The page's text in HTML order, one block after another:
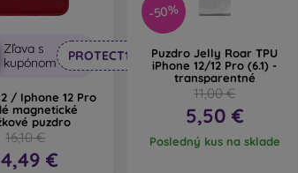
Zľava s
kupónom
PROTECT10
/ Iphone 12 Pro
magnetické
puzdro
16,10 €
€
-50%
Puzdro Jelly Roar TPU
iPhone 12/12 Pro (6.1) -
transparentné
11,00 €
5,50 €
Posledný kus na sklade